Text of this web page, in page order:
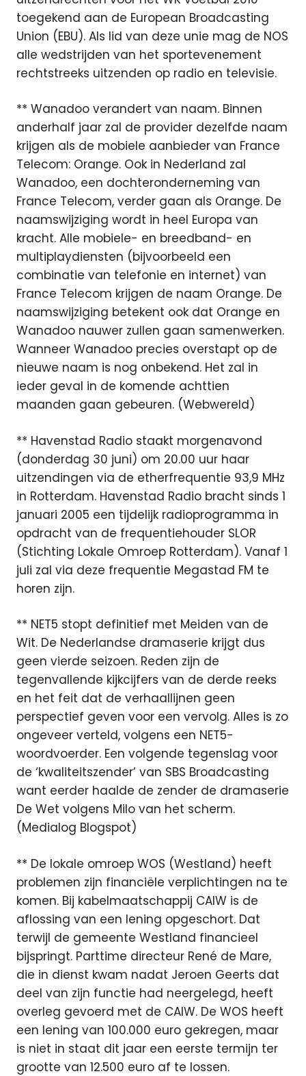
toegekend aan de European Broadcasting
Union (EBU). Als lid van deze unie mag de NOS
alle wedstrijden van het sportevenement
rechtstreeks uitzenden op radio en televisie.
** Wanadoo verandert van naam. Binnen
anderhalf jaar zal de provider dezelfde naam
krijgen als de mobiele aanbieder van France
Telecom: Orange. Ook in Nederland zal
Wanadoo, een dochteronderneming van
France Telecom, verder gaan als Orange. De
naamswijziging wordt in heel Europa van
kracht. Alle mobiele- en breedband- en
multiplaydiensten (bijvoorbeeld een
combinatie van telefonie en internet) van
France Telecom krijgen de naam Orange. De
naamswijziging betekent ook dat Orange en
Wanadoo nauwer zullen gaan samenwerken.
Wanneer Wanadoo precies overstapt op de
nieuwe naam is nog onbekend. Het zal in
ieder geval in de komende achttien
maanden gaan gebeuren. (Webwereld)
** Havenstad Radio staakt morgenavond
(donderdag 30 juni) om 20.00 uur haar
uitzendingen via de etherfrequentie 93,9 MHz
in Rotterdam. Havenstad Radio bracht sinds 1
januari 2005 een tijdelijk radioprogramma in
opdracht van de frequentiehouder SLOR
(Stichting Lokale Omroep Rotterdam). Vanaf 1
juli zal via deze frequentie Megastad FM te
horen zijn.
** NET5 stopt definitief met Meiden van de
Wit. De Nederlandse dramaserie krijgt dus
geen vierde seizoen. Reden zijn de
tegenvallende kijkcijfers van de derde reeks
en het feit dat de verhaallijnen geen
perspectief geven voor een vervolg. Alles is zo
ongeveer verteld, volgens een NET5-
woordvoerder. Een volgende tegenslag voor
de ‘kwaliteitszender’ van SBS Broadcasting
want eerder haalde de zender de dramaserie
De Wet volgens Milo van het scherm.
(Medialog Blogspot)
** De lokale omroep WOS (Westland) heeft
problemen zijn financiële verplichtingen na te
komen. Bij kabelmaatschappij CAIW is de
aflossing van een lening opgeschort. Dat
terwijl de gemeente Westland financieel
bijspringt. Parttime directeur René de Mare,
die in dienst kwam nadat Jeroen Geerts dat
deel van zijn functie had neergelegd, heeft
overleg gevoerd met de CAIW. De WOS heeft
een lening van 100.000 euro gekregen, maar
is niet in staat dit jaar een eerste termijn ter
grootte van 12.500 euro af te lossen.